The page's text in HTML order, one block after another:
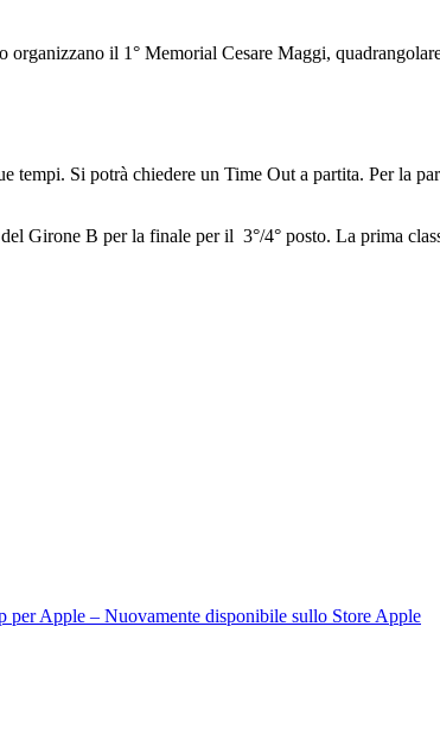
il 1° Memorial Cesare Maggi,
Si potrà chiedere un Time Out a partita. Per la
Girone B per la finale per il 3°/4° posto. La prima
per Apple – Nuovamente disponibile sullo Store Apple